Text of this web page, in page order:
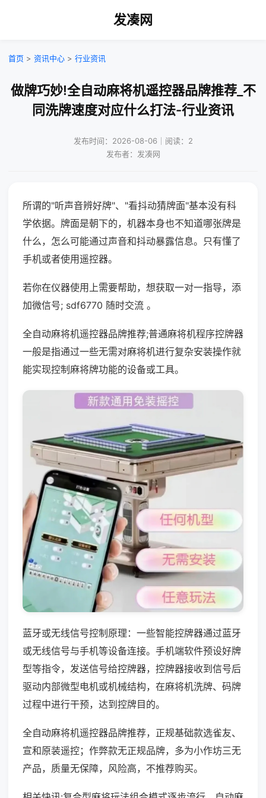
发凑网
首页 > 资讯中心 > 行业资讯
做牌巧妙!全自动麻将机遥控器品牌推荐_不
同洗牌速度对应什么打法-行业资讯
发布时间：2026-08-06｜阅读：2
发布者：发凑网
所谓的"听声音辨好牌"、"看抖动猜牌面"基本没有科
学依据。牌面是朝下的，机器本身也不知道哪张牌是
什么，怎么可能通过声音和抖动暴露信息。只有懂了
手机或者使用遥控器。
若你在仪器使用上需要帮助，想获取一对一指导，添
加微信号; sdf6770 随时交流 。
全自动麻将机遥控器品牌推荐;普通麻将机程序控牌器
一般是指通过一些无需对麻将机进行复杂安装操作就
能实现控制麻将牌功能的设备或工具。
蓝牙或无线信号控制原理：一些智能控牌器通过蓝牙
或无线信号与手机等设备连接。手机端软件预设好牌
型等指令，发送信号给控牌器，控牌器接收到信号后
驱动内部微型电机或机械结构，在麻将机洗牌、码牌
过程中进行干预，达到控牌目的。
全自动麻将机遥控器品牌推荐，正规基础款选雀友、
宣和原装遥控；作弊款无正规品牌，多为小作坊三无
产品，质量无保障，风险高，不推荐购买。